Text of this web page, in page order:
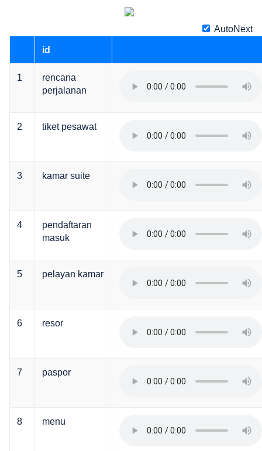
AutoNext
id
1
rencana
perjalanan
2 tiket pesawat
3 kamar suite
4
pendaftaran
masuk
5 pelayan kamar
6 resor
7 paspor
8 menu